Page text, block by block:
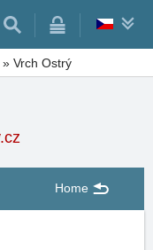
» Vrch Ostrý
Home